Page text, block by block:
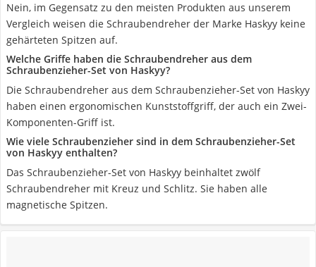
Nein, im Gegensatz zu den meisten Produkten aus unserem
Vergleich weisen die Schraubendreher der Marke Haskyy keine
gehärteten Spitzen auf.
Welche Griffe haben die Schraubendreher aus dem
Schraubenzieher-Set von Haskyy?
Die Schraubendreher aus dem Schraubenzieher-Set von Haskyy
haben einen ergonomischen Kunststoffgriff, der auch ein Zwei-
Komponenten-Griff ist.
Wie viele Schraubenzieher sind in dem Schraubenzieher-Set
von Haskyy enthalten?
Das Schraubenzieher-Set von Haskyy beinhaltet zwölf
Schraubendreher mit Kreuz und Schlitz. Sie haben alle
magnetische Spitzen.